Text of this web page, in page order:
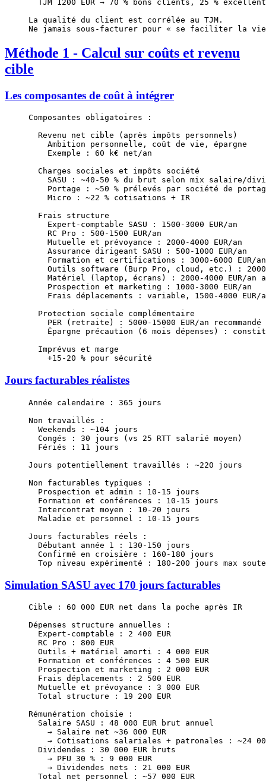
TJM 1200 EUR → 70 % bons clients, 25 %
La qualité du client est corrélée au TJM.
Ne jamais sous-facturer pour « se faciliter la vie
Méthode 1 - Calcul sur coûts et revenu
cible
Les composantes de coût à intégrer
Composantes obligatoires :
  Revenu net cible (après impôts personnels)
    Ambition personnelle, coût de vie, épargne
    Exemple : 60 k€ net/an
  Charges sociales et impôts société
SASU : ~40-50 % du brut selon mix salaire/
Portage : ~50 % prélevés par société de
    Micro : ~22 % cotisations + IR
  Frais structure
    Expert-comptable SASU : 1500-3000 EUR/an
    RC Pro : 500-1500 EUR/an
    Mutuelle et prévoyance : 2000-4000 EUR/an
    Assurance dirigeant SASU : 500-1000 EUR/an
    Formation et certifications : 3000-6000 EUR/an
Outils software (Burp Pro, cloud, etc.) :
Matériel (laptop, écrans) : 2000-4000 EUR/an
    Prospection et marketing : 1000-3000 EUR/an
Frais déplacements : variable, 1500-4000 EUR/
  Protection sociale complémentaire
    PER (retraite) : 5000-15000 EUR/an recommandé
Épargne précaution (6 mois dépenses) :
  Imprévus et marge
    +15-20 % pour sécurité
Jours facturables réalistes
Année calendaire : 365 jours
Non travaillés :
  Weekends : ~104 jours
  Congés : 30 jours (vs 25 RTT salarié moyen)
  Fériés : 11 jours
Jours potentiellement travaillés : ~220 jours
Non facturables typiques :
  Prospection et admin : 10-15 jours
  Formation et conférences : 10-15 jours
  Intercontrat moyen : 10-20 jours
  Maladie et personnel : 10-15 jours
Jours facturables réels :
  Débutant année 1 : 130-150 jours
  Confirmé en croisière : 160-180 jours
Top niveau expérimenté : 180-200 jours max
Simulation SASU avec 170 jours facturables
Cible : 60 000 EUR net dans la poche après IR
Dépenses structure annuelles :
  Expert-comptable : 2 400 EUR
  RC Pro : 800 EUR
  Outils + matériel amorti : 4 000 EUR
  Formation et conférences : 4 500 EUR
  Prospection et marketing : 2 000 EUR
  Frais déplacements : 2 500 EUR
  Mutuelle et prévoyance : 3 000 EUR
  Total structure : 19 200 EUR
Rémunération choisie :
  Salaire SASU : 48 000 EUR brut annuel
    → Salaire net ~36 000 EUR
→ Cotisations salariales + patronales : ~24
  Dividendes : 30 000 EUR bruts
    → PFU 30 % : 9 000 EUR
    → Dividendes nets : 21 000 EUR
  Total net personnel : ~57 000 EUR